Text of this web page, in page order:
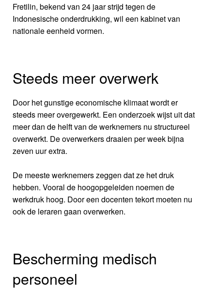
Fretilin, bekend van 24 jaar strijd tegen de
Indonesische onderdrukking, wil een kabinet van
nationale eenheid vormen.
Steeds meer overwerk
Door het gunstige economische klimaat wordt er
steeds meer overgewerkt. Een onderzoek wijst uit dat
meer dan de helft van de werknemers nu structureel
overwerkt. De overwerkers draaien per week bijna
zeven uur extra.
De meeste werknemers zeggen dat ze het druk
hebben. Vooral de hoogopgeleiden noemen de
werkdruk hoog. Door een docenten tekort moeten nu
ook de leraren gaan overwerken.
Bescherming medisch
personeel